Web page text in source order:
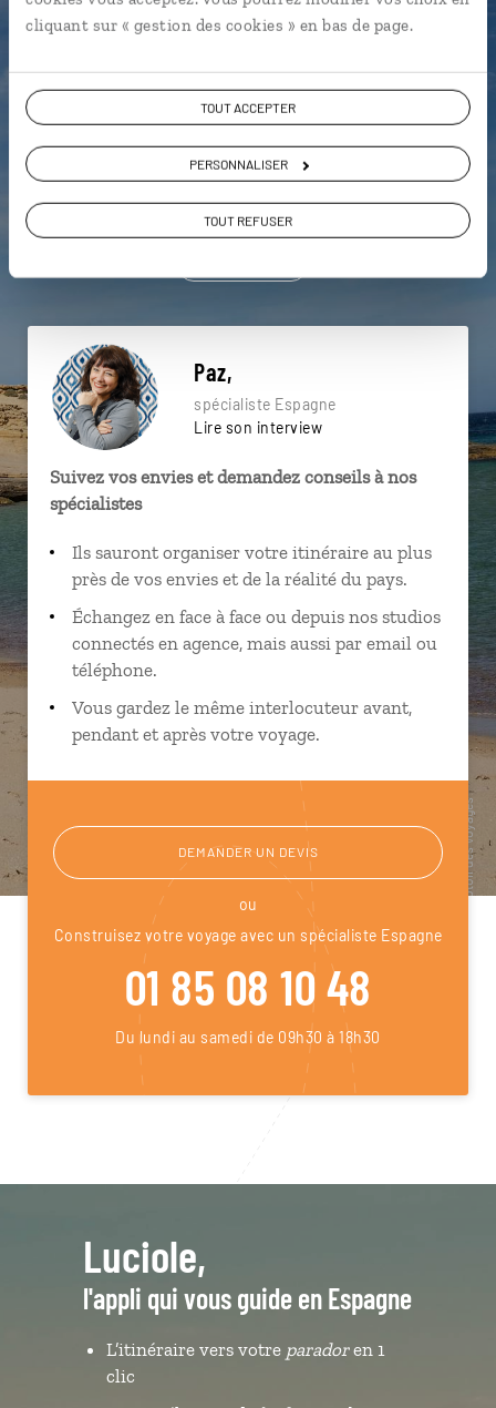
cliquant sur « gestion des cookies » en bas de page.
TOUT ACCEPTER
PERSONNALISER
TOUT REFUSER
Castros celtes - Galice Baiona - Galice
Cascade d'Ezaro - Galice Côte de la Mort - Galice
Cathédrale de St Jacques de Compostelle - Galice
Dunes de Corrubedo - Galice
Paz,
spécialiste Espagne
Lire son interview
Suivez vos envies et demandez conseils à nos
spécialistes
Ils sauront organiser votre itinéraire au plus
près de vos envies et de la réalité du pays.
Échangez en face à face ou depuis nos studios
connectés en agence, mais aussi par email ou
téléphone.
Vous gardez le même interlocuteur avant,
pendant et après votre voyage.
DEMANDER UN DEVIS
ou
Construisez votre voyage avec un spécialiste Espagne
01 85 08 10 48
Du lundi au samedi de 09h30 à 18h30
Luciole,
l'appli qui vous guide en Espagne
L’itinéraire vers votre paradoren 1
clic